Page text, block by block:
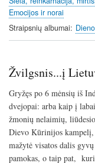
Emocijos ir norai
Straipsnių albumai
Žvilgsnis...į
Gryžęs po 6 mėnsių iš
dvejopai: arba kaip į
žmonių nelaimių,
Dievo Kūrinijos
mažytė visatos dalis
pamokas, o taip pat,